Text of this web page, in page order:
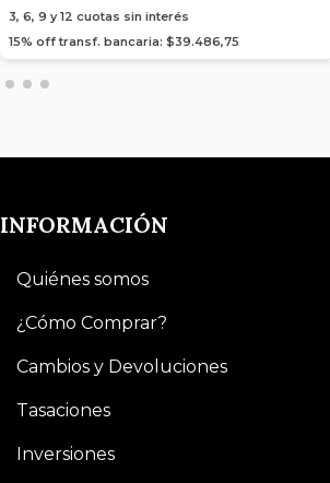
3, 6, 9 y 12 cuotas sin interés
15% off transf. bancaria: $39.486,75
INFORMACIÓN
Quiénes somos
¿Cómo Comprar?
Cambios y Devoluciones
Tasaciones
Inversiones